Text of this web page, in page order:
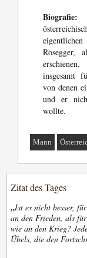
Biografie:
Rosegger,
insgesamt
von denen
und er
wollte.
Mann
Zitat des Tages
„Ist es nicht besser,
an den Frieden, als
wie an den Krieg?
Übels, die den